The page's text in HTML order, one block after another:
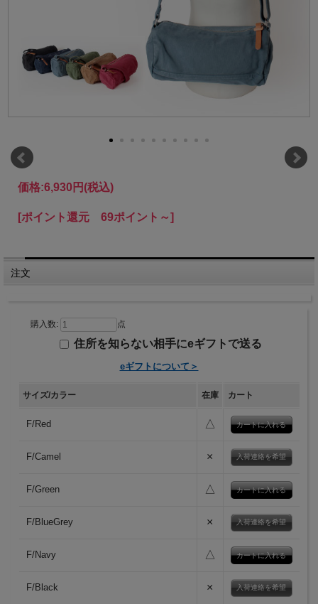
価格:6,930円 (税込)
[ポイント還元 69ポイント～]
注文
購入数: 点
住所を知らない相手にeギフトで送る
eギフトについて＞
サイズ/カラー 在庫 カート
F/Red △
F/Camel × 入荷連絡を希望
F/Green △
F/BlueGrey × 入荷連絡を希望
F/Navy △
F/Black × 入荷連絡を希望